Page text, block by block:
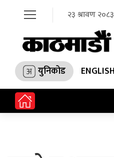
२३ श्रावण
युनिकोड ENGLISH